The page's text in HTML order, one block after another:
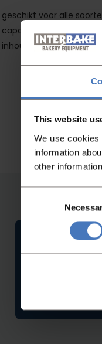
This website
We use
information
other
geschikt voor alle
capaciteit in bloem 125kg
inhoud van de kuip 300
Niet
Heeft u